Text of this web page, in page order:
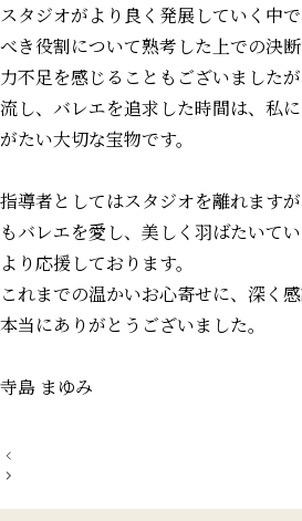
スタジオがより良く発展していく中
べき役割について熟考した上での決断
力不足を感じることもございました
流し、バレエを追求した時間は、私
がたい大切な宝物です。
指導者としてはスタジオを離れます
もバレエを愛し、美しく羽ばたいて
より応援しております。
これまでの温かいお心寄せに、深く感
本当にありがとうございました。
寺島 まゆみ
投
稿
ビ